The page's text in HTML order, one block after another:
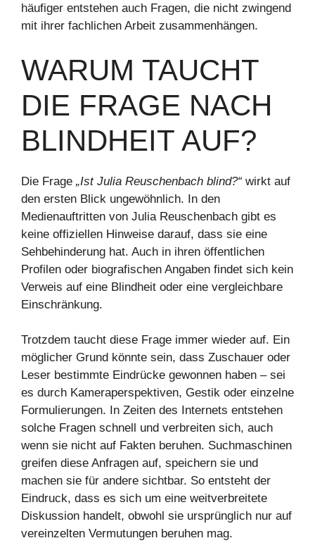
häufiger entstehen auch Fragen, die nicht zwingend
mit ihrer fachlichen Arbeit zusammenhängen.
WARUM TAUCHT
DIE FRAGE NACH
BLINDHEIT AUF?
Die Frage „Ist Julia Reuschenbach blind?“ wirkt auf
den ersten Blick ungewöhnlich. In den
Medienauftritten von Julia Reuschenbach gibt es
keine offiziellen Hinweise darauf, dass sie eine
Sehbehinderung hat. Auch in ihren öffentlichen
Profilen oder biografischen Angaben findet sich kein
Verweis auf eine Blindheit oder eine vergleichbare
Einschränkung.
Trotzdem taucht diese Frage immer wieder auf. Ein
möglicher Grund könnte sein, dass Zuschauer oder
Leser bestimmte Eindrücke gewonnen haben – sei
es durch Kameraperspektiven, Gestik oder einzelne
Formulierungen. In Zeiten des Internets entstehen
solche Fragen schnell und verbreiten sich, auch
wenn sie nicht auf Fakten beruhen. Suchmaschinen
greifen diese Anfragen auf, speichern sie und
machen sie für andere sichtbar. So entsteht der
Eindruck, dass es sich um eine weitverbreitete
Diskussion handelt, obwohl sie ursprünglich nur auf
vereinzelten Vermutungen beruhen mag.